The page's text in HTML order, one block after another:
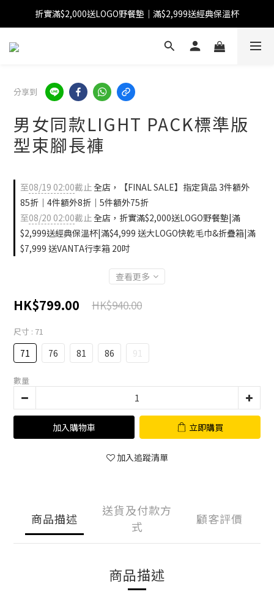
【FINAL SALE】指定商品低至38折
折實滿$2,000送LOGO野餐墊｜滿$2,999送經典保溫杯
【FINAL SALE】全單免運費
分享到
男女同款LIGHT PACK標準版
型束腳長褲
至08/19 02:00截止全店，【FINAL SALE】指定貨品 3件額外
85折｜4件額外8折｜5件額外75折
至08/20 02:00截止全店，折實滿$2,000送LOGO野餐墊|滿
$2,999送經典保溫杯|滿$4,999 送大LOGO快乾毛巾&折疊箱|滿
$7,999 送VANTA行李箱 20吋
查看更多
HK$799.00 HK$940.00
尺寸 : 71
71 76 81 86 91
數量
加入購物車 立即購買
加入追蹤清單
商品描述
送貨及付款方
式
顧客評價
商品描述